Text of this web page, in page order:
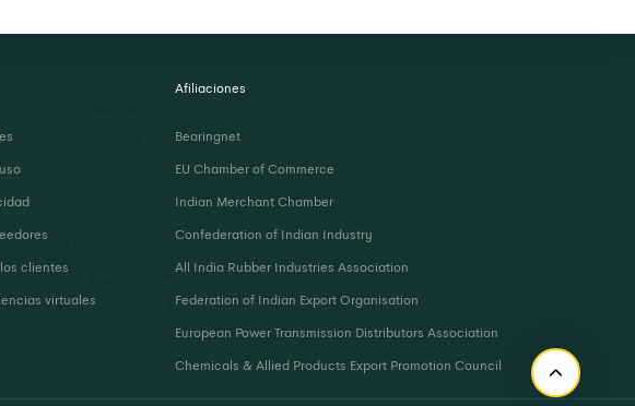
clientes
virtuales
Afiliaciones
Bearingnet
EU Chamber of Commerce
Indian Merchant Chamber
Confederation of Indian Industry
All India Rubber Industries Association
Federation of Indian Export Organisation
European Power Transmission Distributors Association
Chemicals & Allied Products Export Promotion Council